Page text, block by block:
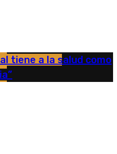
tiene a la salud como